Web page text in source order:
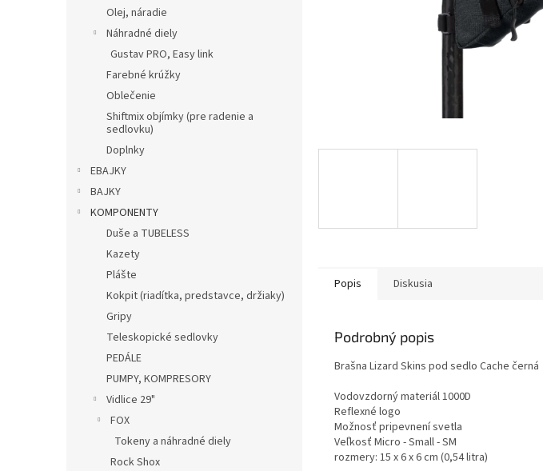
Olej, náradie
Náhradné diely
Gustav PRO, Easy link
Farebné krúžky
Oblečenie
Shiftmix objímky (pre radenie a
sedlovku)
Doplnky
EBAJKY
BAJKY
KOMPONENTY
Duše a TUBELESS
Kazety
Plášte
Kokpit (riadítka, predstavce, držiaky)
Gripy
Teleskopické sedlovky
PEDÁLE
PUMPY, KOMPRESORY
Vidlice 29"
FOX
Tokeny a náhradné diely
Rock Shox
Popis Diskusia
Podrobný popis
Brašna Lizard Skins pod sedlo Cache černá
Vodovzdorný materiál 1000D
Reflexné logo
Možnosť pripevnení svetla
Veľkosť Micro - Small - SM
rozmery: 15 x 6 x 6 cm (0,54 litra)